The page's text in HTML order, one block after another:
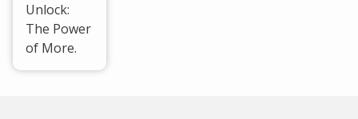
Unlock:
The Power
of More.